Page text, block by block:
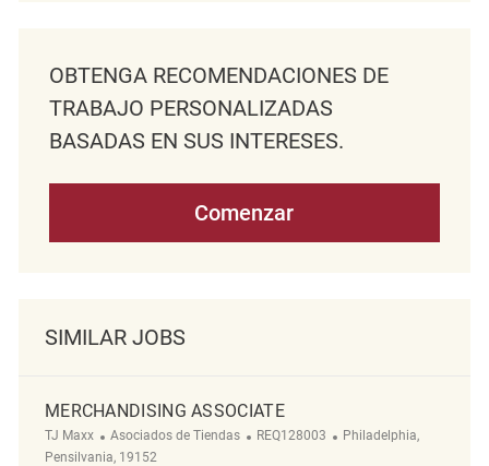
OBTENGA RECOMENDACIONES DE
TRABAJO PERSONALIZADAS
BASADAS EN SUS INTERESES.
Comenzar
SIMILAR JOBS
MERCHANDISING ASSOCIATE
TJ Maxx Categoría
Asociados de Tiendas ReqId
REQ128003 Ubicación
Philadelphia,
Pensilvania, 19152